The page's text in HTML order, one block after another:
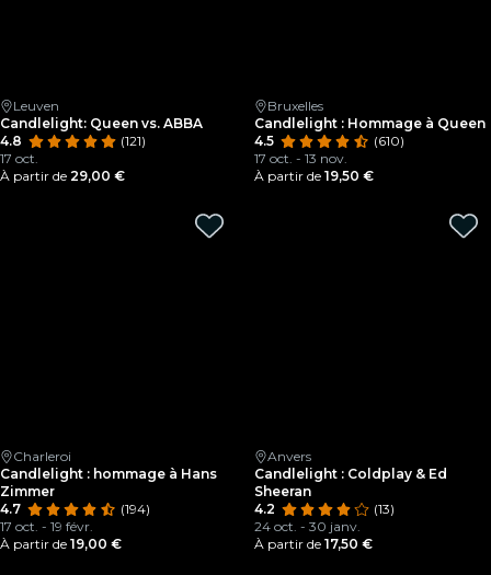
Leuven
Candlelight: Queen vs. ABBA
4.8
(121)
17 oct.
À partir de 29,00 €
Bruxelles
Candlelight : Hommage à Queen
4.5
(610)
17 oct. - 13 nov.
À partir de 19,50 €
Charleroi
Candlelight : hommage à Hans
Zimmer
4.7
(194)
17 oct. - 19 févr.
À partir de 19,00 €
Anvers
Candlelight : Coldplay & Ed
Sheeran
4.2
(13)
24 oct. - 30 janv.
À partir de 17,50 €